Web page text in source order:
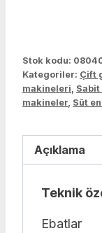
Stok kodu:
Kategoriler: Çift
makineleri, Sabit
makineler, Süt
Açıklama
Teknik
Ebatlar